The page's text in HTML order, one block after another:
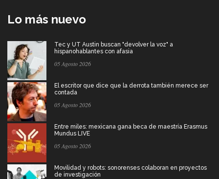
Lo más nuevo
Tec y UT Austin buscan "devolver la voz" a
hispanohablantes con afasia
05 Agosto 2026
El escritor que dice que la derrota también merece ser
contada
05 Agosto 2026
Entre miles: mexicana gana beca de maestría Erasmus
Mundus LIVE
05 Agosto 2026
Movilidad y robots: sonorenses colaboran en proyectos
de investigación